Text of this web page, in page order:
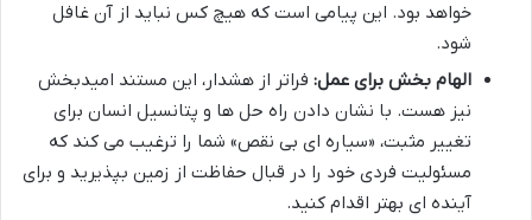
خواهد بود. این پیامی است که هیچ کس نباید از آن غافل
شود.
الهام بخش برای عمل: فراتر از هشدار، این مستند امیدبخش
نیز هست. با نشان دادن راه حل ها و پتانسیل انسان برای
تغییر مثبت، «سیاره ای بی نقص» شما را ترغیب می کند که
مسئولیت فردی خود را در قبال حفاظت از زمین بپذیرید و برای
آینده ای بهتر اقدام کنید.